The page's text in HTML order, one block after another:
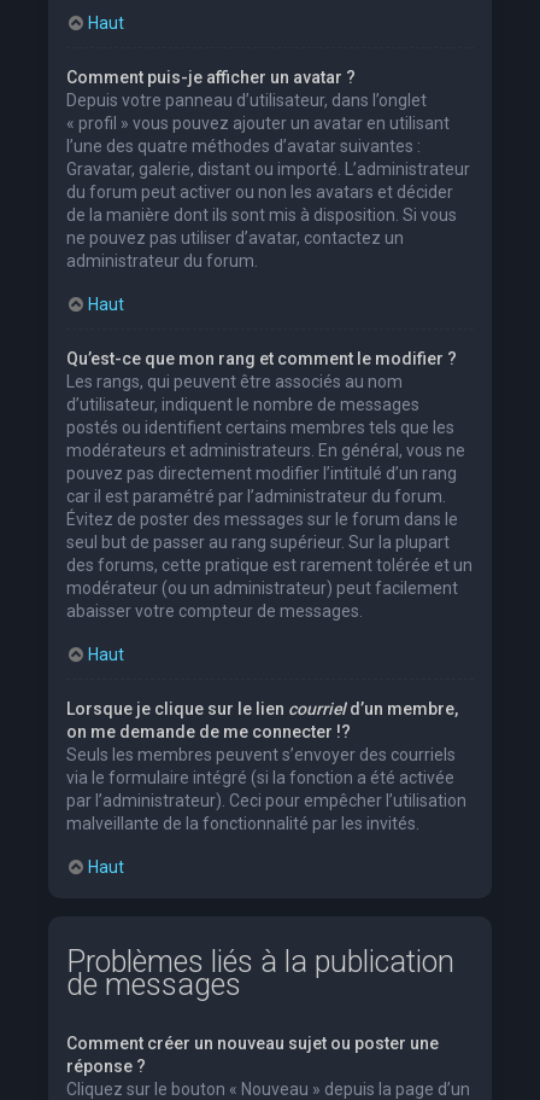
Haut
Comment puis-je afficher un avatar ?
Depuis votre panneau d’utilisateur, dans l’onglet
« profil » vous pouvez ajouter un avatar en utilisant
l’une des quatre méthodes d’avatar suivantes :
Gravatar, galerie, distant ou importé. L’administrateur
du forum peut activer ou non les avatars et décider
de la manière dont ils sont mis à disposition. Si vous
ne pouvez pas utiliser d’avatar, contactez un
administrateur du forum.
Haut
Qu’est-ce que mon rang et comment le modifier ?
Les rangs, qui peuvent être associés au nom
d’utilisateur, indiquent le nombre de messages
postés ou identifient certains membres tels que les
modérateurs et administrateurs. En général, vous ne
pouvez pas directement modifier l’intitulé d’un rang
car il est paramétré par l’administrateur du forum.
Évitez de poster des messages sur le forum dans le
seul but de passer au rang supérieur. Sur la plupart
des forums, cette pratique est rarement tolérée et un
modérateur (ou un administrateur) peut facilement
abaisser votre compteur de messages.
Haut
Lorsque je clique sur le lien courrield’un membre,
on me demande de me connecter !?
Seuls les membres peuvent s’envoyer des courriels
via le formulaire intégré (si la fonction a été activée
par l’administrateur). Ceci pour empêcher l’utilisation
malveillante de la fonctionnalité par les invités.
Haut
Problèmes liés à la publication
de messages
Comment créer un nouveau sujet ou poster une
réponse ?
Cliquez sur le bouton « Nouveau » depuis la page d’un